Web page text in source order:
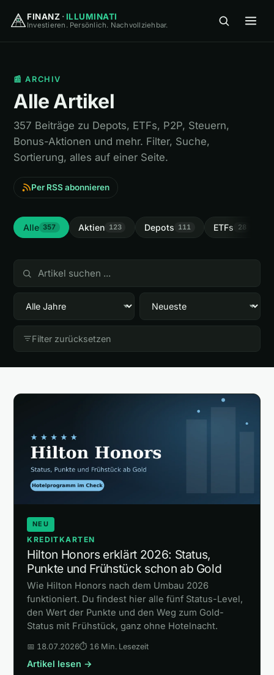
FINANZ · ILLUMINATI
Investieren. Persönlich. Nachvollziehbar.
🏠Home
🎓Wissen
⚖️ Vergleiche ▾
🛠 Tools ▾
🎁
📰 Artikel
📰 ARCHIV
Alle Artikel
357 Beiträge zu Depots, ETFs, P2P, Steuern,
Bonus-Aktionen und mehr. Filter, Suche,
Sortierung, alles auf einer Seite.
Per RSS abonnieren
Alle 357 Aktien 123 Depots 111 ETFs 28
Filter zurücksetzen
NEU
KREDITKARTEN
Hilton Honors erklärt 2026: Status,
Punkte und Frühstück schon ab Gold
Wie Hilton Honors nach dem Umbau 2026
funktioniert. Du findest hier alle fünf Status-Level,
den Wert der Punkte und den Weg zum Gold-
Status mit Frühstück, ganz ohne Hotelnacht.
📅 18.07.2026⏱ 16 Min. Lesezeit
Artikel lesen →